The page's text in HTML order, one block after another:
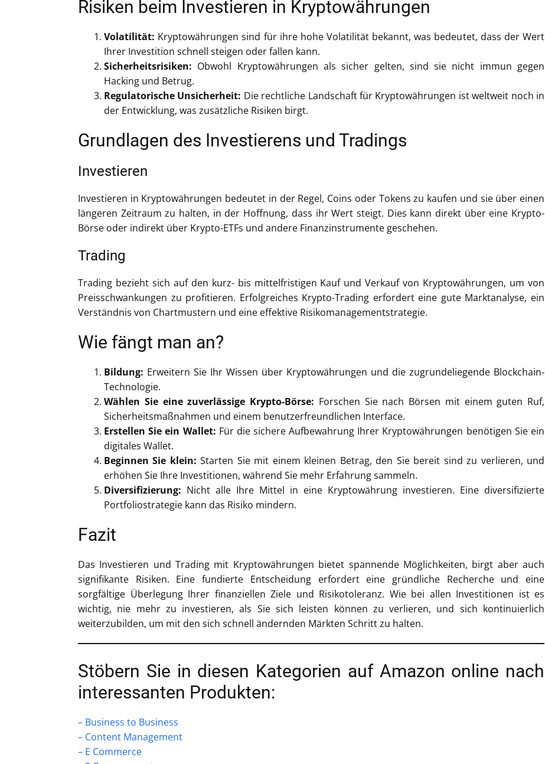
Risiken beim Investieren in Kryptowährungen
Volatilität: Kryptowährungen sind für ihre hohe Volatilität bekannt, was bedeutet, dass der Wert
Ihrer Investition schnell steigen oder fallen kann.
Sicherheitsrisiken: Obwohl Kryptowährungen als sicher gelten, sind sie nicht immun gegen
Hacking und Betrug.
Regulatorische Unsicherheit: Die rechtliche Landschaft für Kryptowährungen ist weltweit noch in
der Entwicklung, was zusätzliche Risiken birgt.
Grundlagen des Investierens und Tradings
Investieren
Investieren in Kryptowährungen bedeutet in der Regel, Coins oder Tokens zu kaufen und sie über einen
längeren Zeitraum zu halten, in der Hoffnung, dass ihr Wert steigt. Dies kann direkt über eine Krypto-
Börse oder indirekt über Krypto-ETFs und andere Finanzinstrumente geschehen.
Trading
Trading bezieht sich auf den kurz- bis mittelfristigen Kauf und Verkauf von Kryptowährungen, um von
Preisschwankungen zu profitieren. Erfolgreiches Krypto-Trading erfordert eine gute Marktanalyse, ein
Verständnis von Chartmustern und eine effektive Risikomanagementstrategie.
Wie fängt man an?
Bildung: Erweitern Sie Ihr Wissen über Kryptowährungen und die zugrundeliegende Blockchain-
Technologie.
Wählen Sie eine zuverlässige Krypto-Börse: Forschen Sie nach Börsen mit einem guten Ruf,
Sicherheitsmaßnahmen und einem benutzerfreundlichen Interface.
Erstellen Sie ein Wallet: Für die sichere Aufbewahrung Ihrer Kryptowährungen benötigen Sie ein
digitales Wallet.
Beginnen Sie klein: Starten Sie mit einem kleinen Betrag, den Sie bereit sind zu verlieren, und
erhöhen Sie Ihre Investitionen, während Sie mehr Erfahrung sammeln.
Diversifizierung: Nicht alle Ihre Mittel in eine Kryptowährung investieren. Eine diversifizierte
Portfoliostrategie kann das Risiko mindern.
Fazit
Das Investieren und Trading mit Kryptowährungen bietet spannende Möglichkeiten, birgt aber auch
signifikante Risiken. Eine fundierte Entscheidung erfordert eine gründliche Recherche und eine
sorgfältige Überlegung Ihrer finanziellen Ziele und Risikotoleranz. Wie bei allen Investitionen ist es
wichtig, nie mehr zu investieren, als Sie sich leisten können zu verlieren, und sich kontinuierlich
weiterzubilden, um mit den sich schnell ändernden Märkten Schritt zu halten.
Stöbern Sie in diesen Kategorien auf Amazon online nach
interessanten Produkten:
– Business to Business
– Content Management
– E Commerce